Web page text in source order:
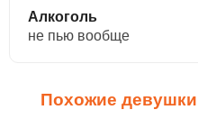
Алкоголь
не пью вообще
Похожие